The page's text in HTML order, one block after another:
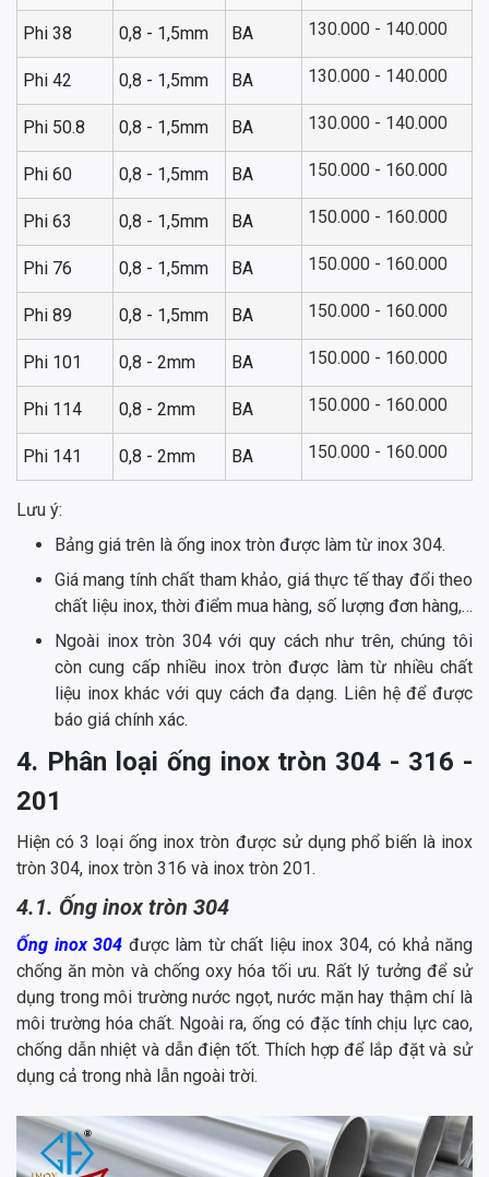
Phi 38 0,8 - 1,5mm BA 130.000 - 140.000
Phi 42 0,8 - 1,5mm BA 130.000 - 140.000
Phi 50.8 0,8 - 1,5mm BA 130.000 - 140.000
Phi 60 0,8 - 1,5mm BA 150.000 - 160.000
Phi 63 0,8 - 1,5mm BA 150.000 - 160.000
Phi 76 0,8 - 1,5mm BA 150.000 - 160.000
Phi 89 0,8 - 1,5mm BA 150.000 - 160.000
Phi 101 0,8 - 2mm BA 150.000 - 160.000
Phi 114 0,8 - 2mm BA 150.000 - 160.000
Phi 141 0,8 - 2mm BA 150.000 - 160.000
Lưu ý:
Bảng giá trên là ống inox tròn được làm từ inox 304.
Giá mang tính chất tham khảo, giá thực tế thay đổi theo
chất liệu inox, thời điểm mua hàng, số lượng đơn hàng,…
Ngoài inox tròn 304 với quy cách như trên, chúng tôi
còn cung cấp nhiều inox tròn được làm từ nhiều chất
liệu inox khác với quy cách đa dạng. Liên hệ để được
báo giá chính xác.
4. Phân loại ống inox tròn 304 - 316 -
201
Hiện có 3 loại ống inox tròn được sử dụng phổ biến là inox
tròn 304, inox tròn 316 và inox tròn 201.
4.1. Ống inox tròn 304
Ống inox 304 được làm từ chất liệu inox 304, có khả năng
chống ăn mòn và chống oxy hóa tối ưu. Rất lý tưởng để sử
dụng trong môi trường nước ngọt, nước mặn hay thậm chí là
môi trường hóa chất. Ngoài ra, ống có đặc tính chịu lực cao,
chống dẫn nhiệt và dẫn điện tốt. Thích hợp để lắp đặt và sử
dụng cả trong nhà lẫn ngoài trời.